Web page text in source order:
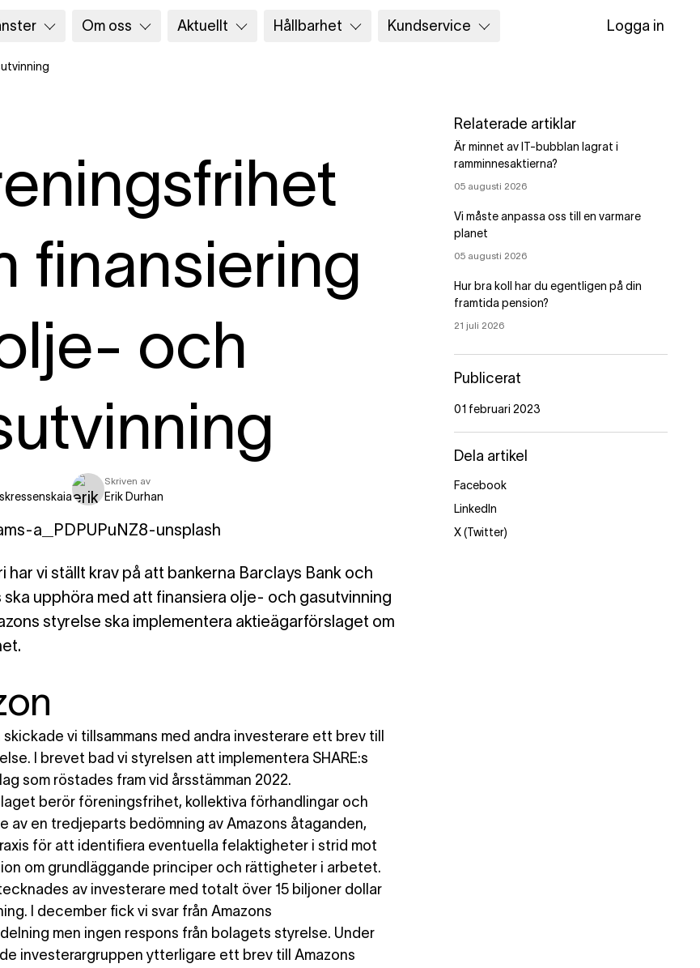
Om oss Aktuellt Hållbarhet Kundservice Logga in
finansiering
och
Skriven av
Erik Durhan
har vi ställt krav på att bankerna Barclays Bank och
ska upphöra med att finansiera olje- och gasutvinning
styrelse ska implementera aktieägarförslaget om
vi tillsammans med andra investerare ett brev till
I brevet bad vi styrelsen att implementera SHARE:s
som röstades fram vid årsstämman 2022.
berör föreningsfrihet, kollektiva förhandlingar och
av en tredjeparts bedömning av Amazons åtaganden,
för att identifiera eventuella felaktigheter i strid mot
om grundläggande principer och rättigheter i arbetet.
av investerare med totalt över 15 biljoner dollar
I december fick vi svar från Amazons
men ingen respons från bolagets styrelse. Under
investerargruppen ytterligare ett brev till Amazons
Relaterade artiklar
Är minnet av IT-bubblan lagrat i
ramminnesaktierna?
05 augusti 2026
Vi måste anpassa oss till en varmare
planet
05 augusti 2026
Hur bra koll har du egentligen på din
framtida pension?
21 juli 2026
Publicerat
01 februari 2023
Dela artikel
Facebook
LinkedIn
X (Twitter)